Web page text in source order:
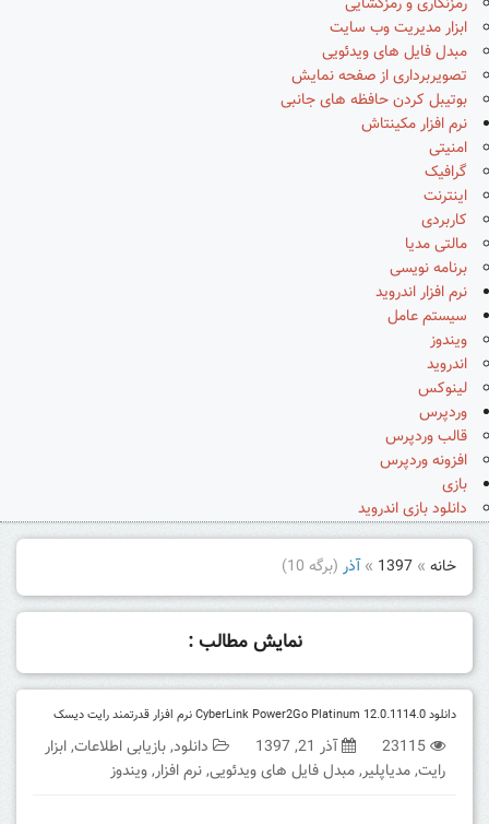
ابزار مدیریت وب سایت
مبدل فایل های ویدئویی
تصویربرداری از صفحه نمایش
بوتیبل کردن حافظه های جانبی
نرم افزار مکینتاش
امنیتی
گرافیک
اینترنت
کاربردی
مالتی مدیا
برنامه نویسی
نرم افزار اندروید
سیستم عامل
ویندوز
اندروید
لینوکس
وردپرس
قالب وردپرس
افزونه وردپرس
بازی
دانلود بازی اندروید
خانه »
1397
»آذر (برگه 10)
نمایش مطالب :
دانلود CyberLink Power2Go Platinum 12.0.1114.0 نرم افزار قدرتمند رایت دیسک
23115 آذر 21, 1397 دانلود,بازیابی اطلاعات,ابزار
رایت,مدیاپلیر,مبدل فایل های ویدئویی,نرم افزار,ویندوز